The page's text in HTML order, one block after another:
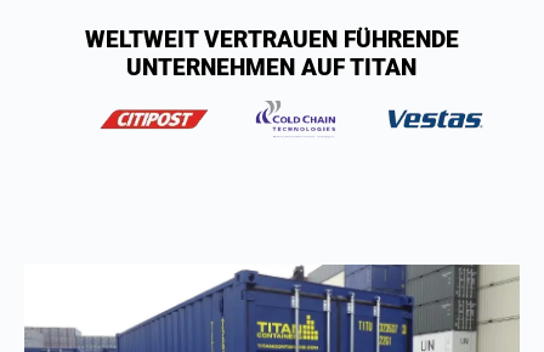
WELTWEIT VERTRAUEN FÜHRENDE
UNTERNEHMEN AUF TITAN